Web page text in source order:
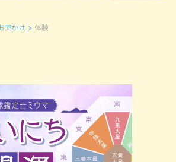
でかけ 体験